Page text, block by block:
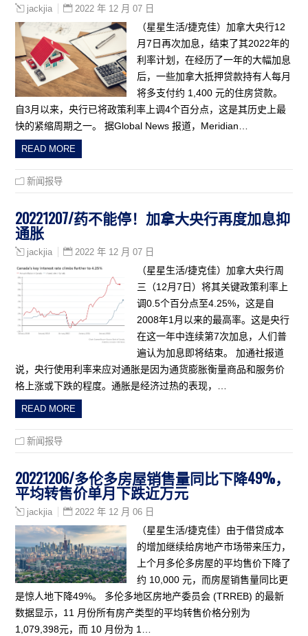
jackjia 2022 年 12 月 07 日
（星星生活/捷克佳）加拿大央行12
月7日再次加息，结束了其2022年的
利率计划，在经历了一年的大幅加息
后，一些加拿大抵押贷款持有人每月
将多支付约 1,400 元的住房贷款。
自3月以来，央行已将政策利率上调4个百分点，这是其历史上最
快的紧缩周期之一。 据Global News 报道，Meridian…
READ MORE
新闻报导
20221207/药不能停！加拿大央行再度加息抑
通胀
jackjia 2022 年 12 月 07 日
（星星生活/捷克佳）加拿大央行周
三（12月7日）将其关键政策利率上
调0.5个百分点至4.25%，这是自
2008年1月以来的最高率。这是央行
在这一年中连续第7次加息，人们普
遍认为加息即将结束。 加通社报道
说，央行使用利率来应对通胀是因为通货膨胀衡量商品和服务价
格上涨或下跌的程度。通胀是经济过热的表现，…
READ MORE
新闻报导
20221206/多伦多房屋销售量同比下降49%，
平均转售价单月下跌近万元
jackjia 2022 年 12 月 06 日
（星星生活/捷克佳）由于借贷成本
的增加继续给房地产市场带来压力，
上个月多伦多房屋的平均售价下降了
约 10,000 元，而房屋销售量同比更
是惊人地下降49%。 多伦多地区房地产委员会 (TRREB) 的最新
数据显示，11 月份所有房产类型的平均转售价格分别为
1,079,398元，而 10 月份为 1…